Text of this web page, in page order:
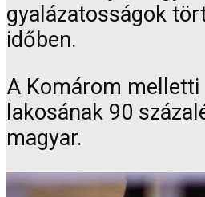
gyalázatosságok
időben.
A Komárom melletti
lakosának 90
magyar.